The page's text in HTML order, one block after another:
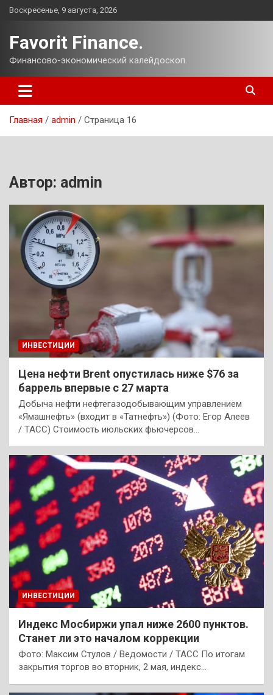
Перейти
Воскресенье, 9 августа, 2026
Favorit Finance.
Финансово-экономический калейдоскоп.
Главная admin Страница 16
Автор: admin
ИНВЕСТИЦИИ
Цена нефти Brent опустилась ниже $76 за
баррель впервые с 27 марта
Добыча нефти нефтегазодобывающим управлением
«Ямашнефть» (входит в «Татнефть») (Фото: Егор Алеев
/ ТАСС) Стоимость июльских фьючерсов…
ИНВЕСТИЦИИ
Индекс Мосбиржи упал ниже 2600 пунктов.
Станет ли это началом коррекции
Фото: Максим Стулов / Ведомости / ТАСС По итогам
закрытия торгов во вторник, 2 мая, индекс…